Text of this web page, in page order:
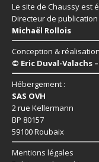
Le site de Chaussy est
Directeur de publication
Michaël Rollois
Conception &
© Eric Duval-Valachs
Hébergement :
SAS OVH
2 rue Kellermann
BP 80157
59100 Roubaix
Mentions légales